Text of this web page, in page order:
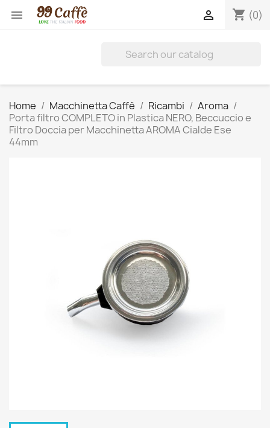
 shopping_cart (0)

Home Macchinetta Caffè Ricambi
Aroma
Porta filtro COMPLETO in Plastica NERO, Beccuccio e
Filtro Doccia per Macchinetta AROMA Cialde Ese
44mm